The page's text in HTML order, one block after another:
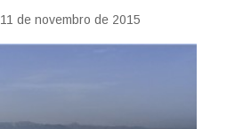
11 de novembro de 2015